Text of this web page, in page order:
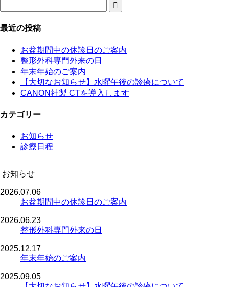
最近の投稿
お盆期間中の休診日のご案内
整形外科専門外来の日
年末年始のご案内
【大切なお知らせ】水曜午後の診療について
CANON社製 CTを導入します
カテゴリー
お知らせ
診療日程
お知らせ
2026.07.06
お盆期間中の休診日のご案内
2026.06.23
整形外科専門外来の日
2025.12.17
年末年始のご案内
2025.09.05